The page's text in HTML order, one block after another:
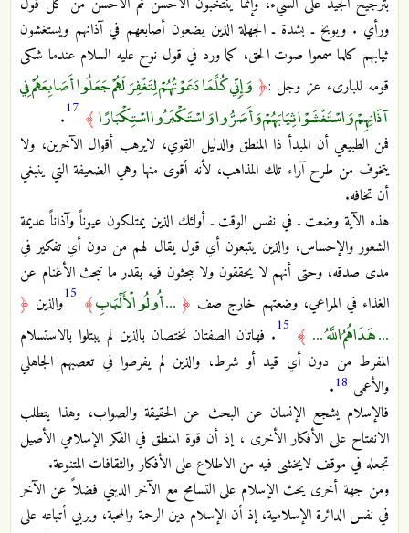
ورأي . ويوبخ ـ بشدة ـ الجهلة الذين يضعون أصابعهم في آذانهم ويستغشون
ثيابهم كلما سمعوا صوت الحق، كما ورد في قول نوح عليه السلام عندما شكى
قومه للبارىء عز وجل :﴿ وَإِنِّي كُلَّمَا دَعَوْتُهُمْ لِتَغْفِرَ لَهُمْ جَعَلُوا أَصَابِعَهُمْ فِي
آذَانِهِمْ وَاسْتَغْشَوْا ثِيَابَهُمْ وَأَصَرُّوا وَاسْتَكْبَرُوا اسْتِكْبَارًا ﴾ 17
.
فمن الطبيعي أن المبدأ ذا المنطق والدليل القوي، لايرهب أقوال الآخرين، ولا
يتخوف من طرح آراء تلك المذاهب، لأنه أقوى منها وهي الضعيفة التي ينبغي
أن تخافه.
هذه الآية وضعت ـ في نفس الوقت ـ أولئك الذين يمتلكون عيوناً وآذاناً عديمة
الشعور والإحساس، والذين يتبعون أي قول يقال لهم من دون أي تفكير في
مدى صدقه، وحتى أنهم لا يحققون ولا يبحثون فيه بقدر ما تبحث الأغنام عن
الغذاء في المراعي، وضعتهم خارج صف ﴿ ... أُولُو الْأَلْبَابِ﴾ 15والذين ﴿
... هَدَاهُمُ اللَّهُ ... ﴾ 15. فهاتان الصفتان تختصان بالذين لم يبتلوا بالاستسلام
المفرط من دون أي قيد أو شرط، والذين لم يفرطوا في تعصبهم الجاهلي
والأعمى 18
.
فالإسلام يشجع الإنسان عن البحث عن الحقيقة والصواب، وهذا يتطلب
الانفتاح على الأفكار الأخرى ، إذ أن قوة المنطق في الفكر الإسلامي الأصيل
تجعله في موقف لايخشى فيه من الاطلاع على الأفكار والثقافات المتنوعة.
ومن جهة أخرى يحث الإسلام على التسامح مع الآخر الديني فضلاً عن الآخر
في نفس الدائرة الإسلامية، إذ أن الإسلام دين الرحمة والمحبة، ويربي أتباعه على